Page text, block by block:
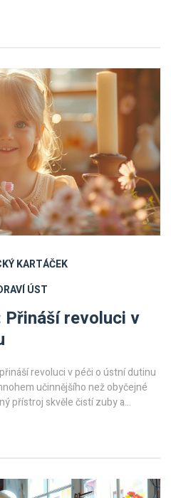
podívejme se na to víc!
KARTÁČEK
ÚST
revoluci v
revoluci v péči o ústní dutinu
učinnějšího než obyčejné
přístroj skvěle čistí zuby a
Spoléhám se, že tak jako